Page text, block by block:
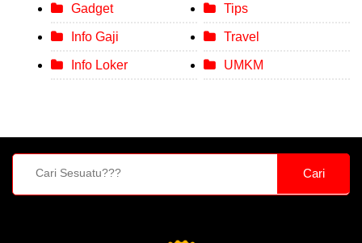
Gadget
Info Gaji
Info Loker
Tips
Travel
UMKM
Cari